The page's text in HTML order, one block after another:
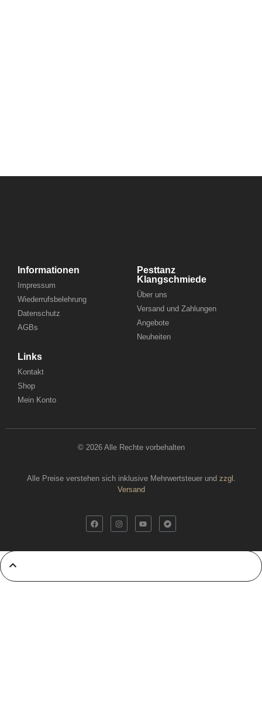
Informationen
Impressum
Wiederrufsbelehrung
Datenschutz
AGBs
Pesttanz
Klangschmiede
Über uns
Versand und Zahlungen
Angebote
Neuheiten
Links
Kontakt
Shop
Mein Konto
© 2026 Alle Rechte vorbehalten
Alle Preise verstehen sich inklusive Mehrwertsteuer und zzgl.
Versand